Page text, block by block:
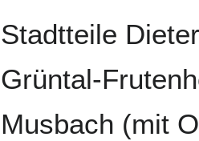
Stadtteile
Grüntal-
Musbach (mit